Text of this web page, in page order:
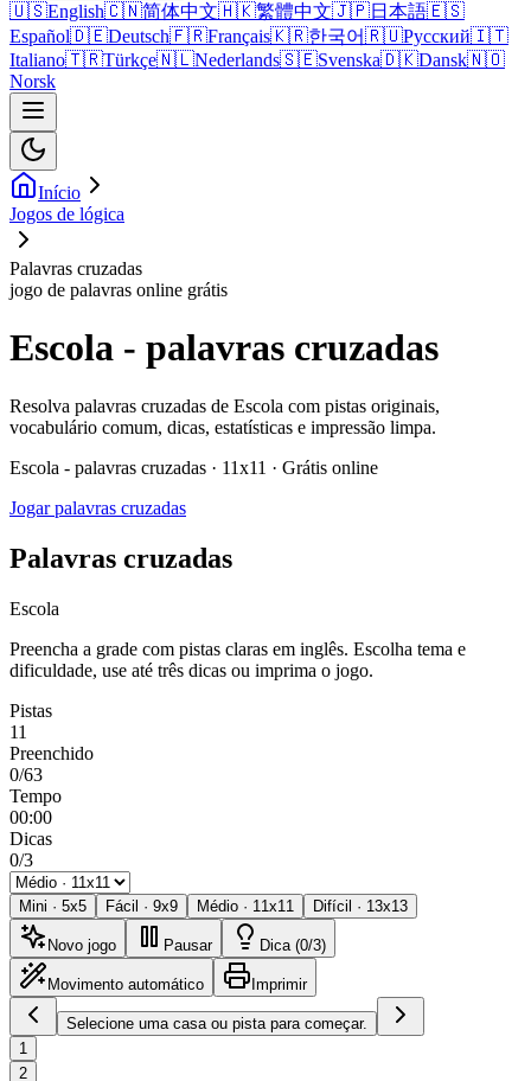
🇺🇸English🇨🇳简体中文🇭🇰繁體中文🇯🇵日本語🇪🇸
Español🇩🇪Deutsch🇫🇷Français🇰🇷한국어🇷🇺Русский🇮🇹
Italiano🇹🇷Türkçe🇳🇱Nederlands🇸🇪Svenska🇩🇰Dansk🇳🇴
Norsk
Início
Jogos de lógica
Palavras cruzadas
jogo de palavras online grátis
Escola - palavras cruzadas
Resolva palavras cruzadas de Escola com pistas originais,
vocabulário comum, dicas, estatísticas e impressão limpa.
Escola - palavras cruzadas · 11x11 · Grátis online
Jogar palavras cruzadas
Palavras cruzadas
Escola
Preencha a grade com pistas claras em inglês. Escolha tema e
dificuldade, use até três dicas ou imprima o jogo.
Pistas
11
Preenchido
0/63
Tempo
00:00
Dicas
0/3
Mini · 5x5 Fácil · 9x9 Médio · 11x11 Difícil · 13x13
Novo jogo Pausar Dica (0/3)
Movimento automático Imprimir
Selecione uma casa ou pista para começar.
1
2